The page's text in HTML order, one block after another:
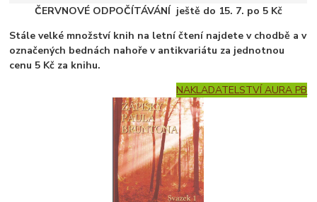
ČERVNOVÉ ODPOČÍTÁVÁNÍ ještě do 15. 7. po 5 Kč
Stále velké množství knih na letní čtení najdete v chodbě a v
označených bednách nahoře v antikvariátu za jednotnou
cenu 5 Kč za knihu.
NAKLADATELSTVÍ AURA PB